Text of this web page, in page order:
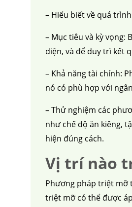
– Hiểu biết về quá
– Mục tiêu và kỳ
diện, và để duy trì kết
– Khả năng tài chính:
nó có phù hợp với
– Thử nghiệm các
như chế độ ăn kiêng,
hiện đúng cách.
Vị trí nào
Phương pháp triệt mỡ
triệt mỡ có thể được